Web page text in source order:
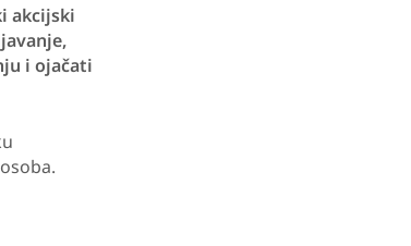
akcijski
i ojačati